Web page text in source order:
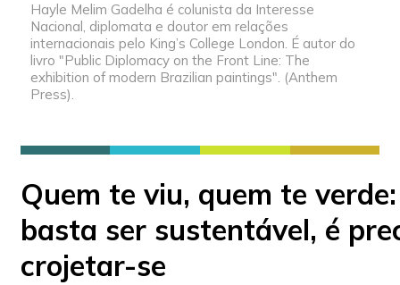
Hayle Melim Gadelha é colunista da Interesse
Nacional, diplomata e doutor em relações
internacionais pelo King’s College London. É autor do
livro "Public Diplomacy on the Front Line: The
exhibition of modern Brazilian paintings". (Anthem
Press).
Quem te viu, quem te
basta ser sustentável, é
crojetar-se